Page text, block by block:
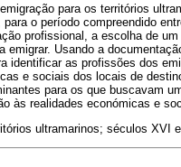
para os territórios
o período compreendido
profissional, a escolha de
emigrar. Usando a
identificar as profissões dos
e sociais dos locais de
para os que buscavam
às realidades económicas e
ultramarinos; séculos XVI e